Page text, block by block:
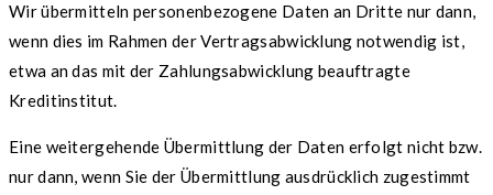
Wir übermitteln personenbezogene Daten an Dritte nur dann,
wenn dies im Rahmen der Vertragsabwicklung notwendig ist,
etwa an das mit der Zahlungsabwicklung beauftragte
Kreditinstitut.
Eine weitergehende Übermittlung der Daten erfolgt nicht bzw.
nur dann, wenn Sie der Übermittlung ausdrücklich zugestimmt